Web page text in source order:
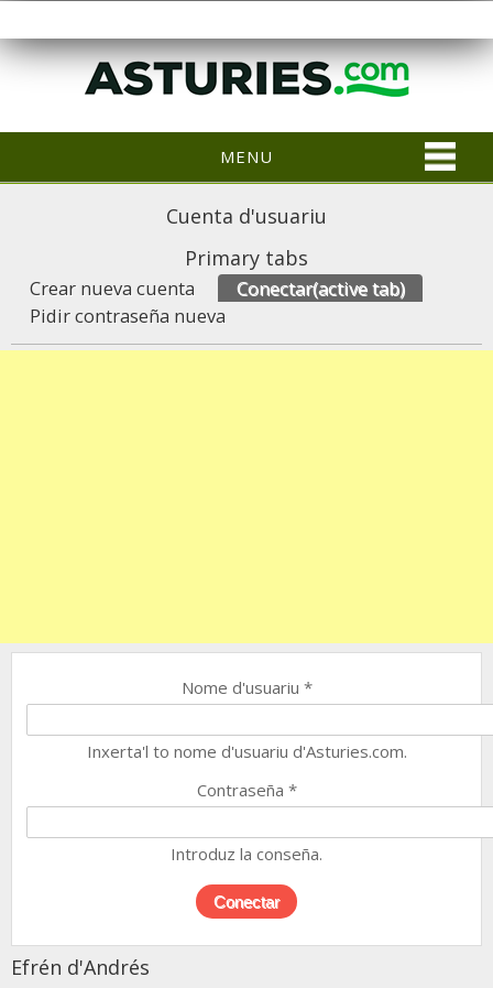
MENU
Cuenta d'usuariu
Primary tabs
Crear nueva cuenta Conectar(active tab)
Pidir contraseña nueva
Nome d'usuariu *
Inxerta'l to nome d'usuariu d'Asturies.com.
Contraseña *
Introduz la conseña.
Efrén d'Andrés